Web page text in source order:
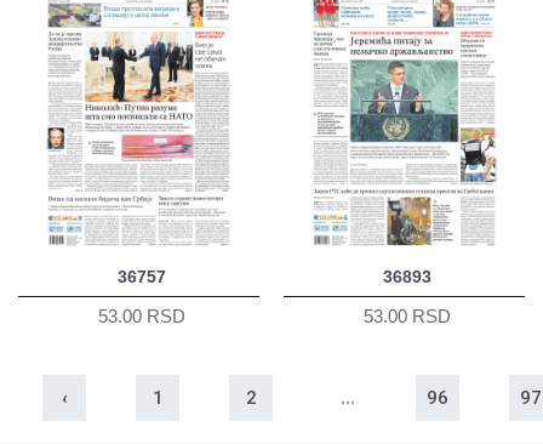
36757
53.00 RSD
36893
53.00 RSD
‹ 1 2 ... 96 97